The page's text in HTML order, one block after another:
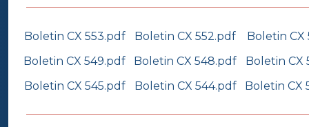
Boletin CX 553.pdf Boletin CX 552.pdf
Boletin CX
Boletin CX 549.pdf
Boletin CX 548.pdf
Boletin CX
Boletin CX 545.pdf
Boletin CX 544.pdf Boletin CX